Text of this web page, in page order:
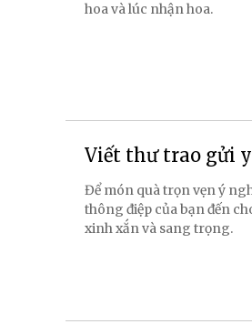
hoa và lúc nhận hoa.
Viết thư trao gửi
Để món quà trọn vẹn ý
thông điệp của bạn đến
xinh xắn và sang trọng.